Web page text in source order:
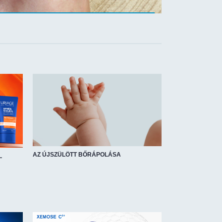
AZ ÚJSZÜLÖTT BŐRÁPOLÁSA